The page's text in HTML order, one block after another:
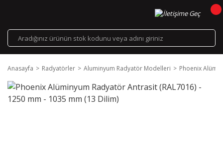
Anasayfa Radyatörler Aluminyum Radyatör Modelleri Phoenix